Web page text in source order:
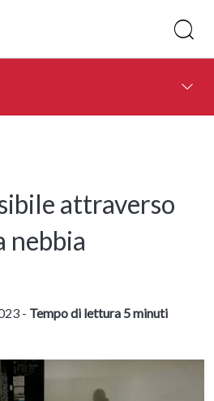
attraverso
nebbia
- Tempo di lettura 5 minuti